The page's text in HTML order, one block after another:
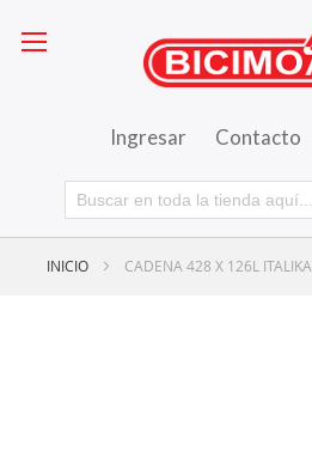
Ingresar Contacto
INICIO CADENA 428 X 126L ITALIKA